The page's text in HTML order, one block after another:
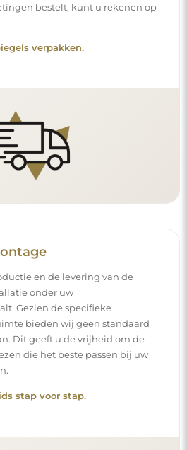
onder uw
Gezien de specifieke
Dit geeft u de vrijheid om de
stap voor stap.
te behouden, volstaat een
water. Als u kiest voor specifieke
dat ze een neutrale pH
zuren bevatten – zo bewaart